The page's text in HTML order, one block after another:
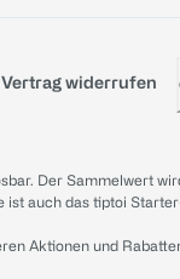
Vertrag widerrufen
Der Sammelwert
ist auch das tiptoi
Aktionen und